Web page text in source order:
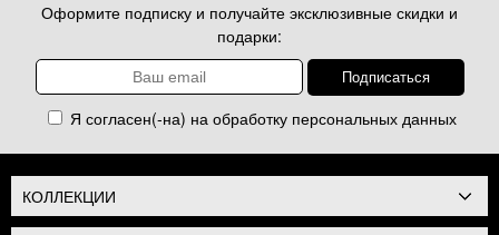
Оформите подписку и получайте эксклюзивные скидки и
подарки:
Я согласен(-на) на обработку персональных данных
КОЛЛЕКЦИИ